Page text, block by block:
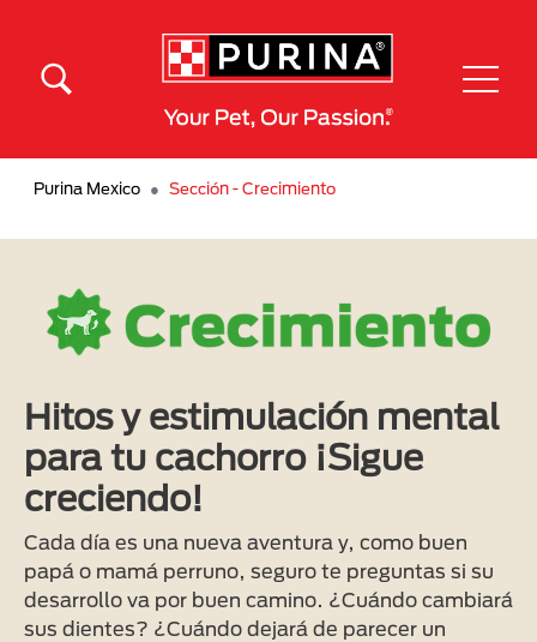
Purina Mexico Sección - Crecimiento
Hitos y estimulación mental
para tu cachorro ¡Sigue
creciendo!
Cada día es una nueva aventura y, como buen
papá o mamá perruno, seguro te preguntas si su
desarrollo va por buen camino. ¿Cuándo cambiará
sus dientes? ¿Cuándo dejará de parecer un